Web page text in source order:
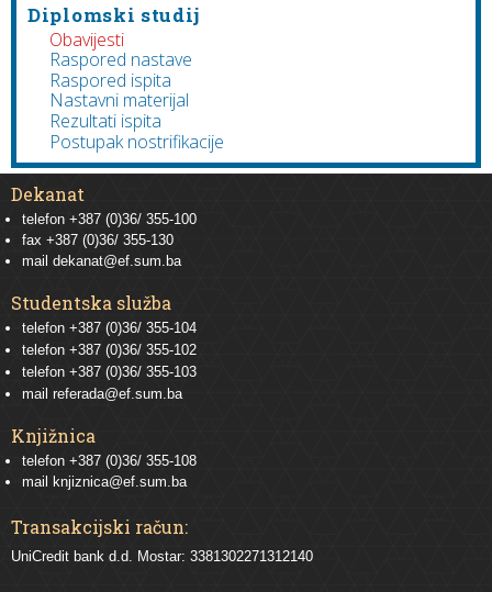
Diplomski studij
Obavijesti
Raspored nastave
Raspored ispita
Nastavni materijal
Rezultati ispita
Postupak nostrifikacije
Dekanat
telefon +387 (0)36/ 355-100
fax +387 (0)36/ 355-130
mail dekanat@ef.sum.ba
Studentska služba
telefon +387 (0)36/ 355-104
telefon +387 (0)36/ 355-102
telefon +387 (0)36/ 355-103
mail referada@ef.sum.ba
Knjižnica
telefon +387 (0)36/ 355-108
mail knjiznica@ef.sum.ba
Transakcijski račun:
UniCredit bank d.d. Mostar: 3381302271312140